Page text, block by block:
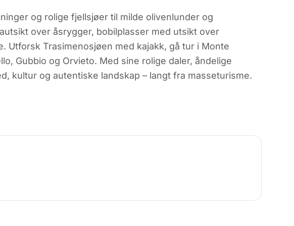
og rolige fjellsjøer til milde olivenlunder og
over åsrygger, bobilplasser med utsikt over
Utforsk Trasimenosjøen med kajakk, gå tur i Monte
Gubbio og Orvieto. Med sine rolige daler, åndelige
kultur og autentiske landskap – langt fra masseturisme.